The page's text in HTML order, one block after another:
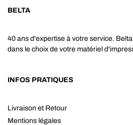
BELTA
40 ans d'expertise à votre service.
dans le choix de votre matériel
INFOS PRATIQUES
Livraison et Retour
Mentions légales